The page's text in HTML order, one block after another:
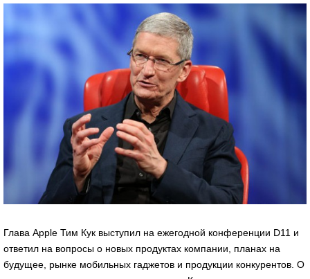
Глава Apple Тим Кук выступил на ежегодной конференции D11 и
ответил на вопросы о новых продуктах компании, планах на
будущее, рынке мобильных гаджетов и продукции конкурентов. О